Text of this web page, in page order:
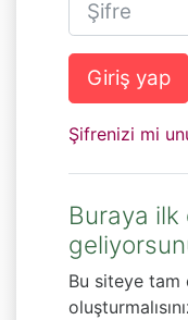
Giriş yap
Şifrenizi mi
Buraya ilk
Bu siteye tam